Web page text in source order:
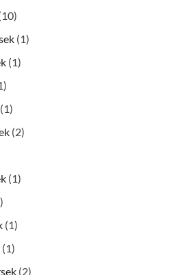
(1)
(1)
(1)
(2)
(1)
(1)
(1)
(2)